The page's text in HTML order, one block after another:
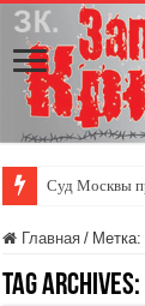
Суд Москвы
Главная / Метка:
Tag Archives: